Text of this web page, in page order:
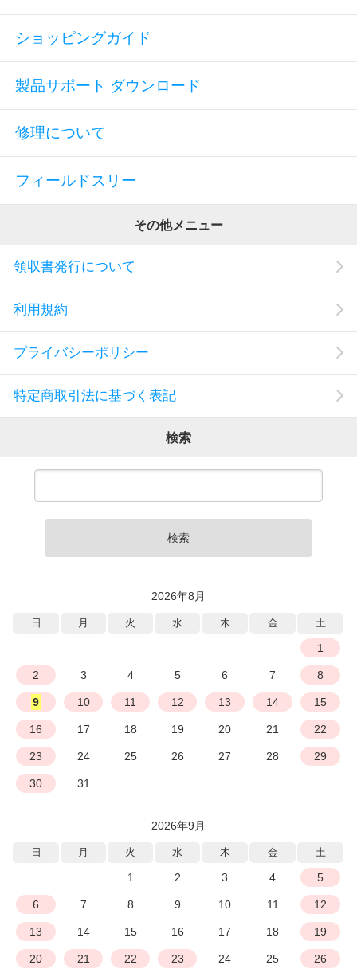
ショッピングガイド
製品サポート ダウンロード
修理について
フィールドスリー
その他メニュー
領収書発行について
利用規約
プライバシーポリシー
特定商取引法に基づく表記
検索
検索
2026年8月
日 月 火 水 木 金 土
1
2 3 4 5 6 7 8
9 10 11 12 13 14 15
16 17 18 19 20 21 22
23 24 25 26 27 28 29
30 31
2026年9月
日 月 火 水 木 金 土
1 2 3 4 5
6 7 8 9 10 11 12
13 14 15 16 17 18 19
20 21 22 23 24 25 26